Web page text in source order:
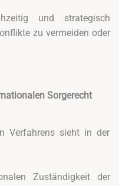
und strategisch
zu vermeiden oder
Sorgerecht
Verfahrens sieht in der
Zuständigkeit der